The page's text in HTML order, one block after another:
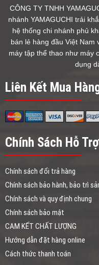
CÔNG TY TNHH
nhánh YAMAGUCHI trải
hệ thống chi nhánh phủ
bán lẻ hàng đầu Việt Nam
máy tập thể thao như máy
dụng
Liên Kết Mua
Chính Sách Hỗ Trợ
Chính sách đổi trả hàng
Chính sách bảo hành, bảo trì
Chính sách và quy định chung
Chính sách bảo mật
CAM KẾT CHẤT LƯỢNG
Hướng dẫn đặt hàng online
Cách thức thanh toán